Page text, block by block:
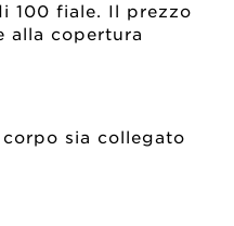
100 fiale. Il prezzo
alla copertura
sia collegato